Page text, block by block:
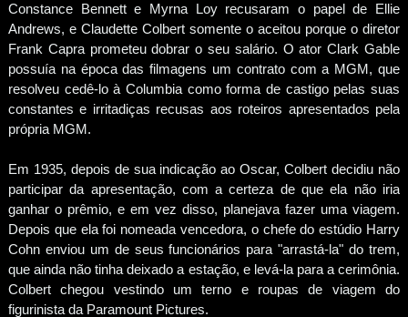
Constance Bennett e Myrna Loy recusaram o papel de Ellie
Andrews, e Claudette Colbert somente o aceitou porque o diretor
Frank Capra prometeu dobrar o seu salário. O ator Clark Gable
possuía na época das filmagens um contrato com a MGM, que
resolveu cedê-lo à Columbia como forma de castigo pelas suas
constantes e irritadiças recusas aos roteiros apresentados pela
própria MGM.
Em 1935, depois de sua indicação ao Oscar, Colbert decidiu não
participar da apresentação, com a certeza de que ela não iria
ganhar o prêmio, e em vez disso, planejava fazer uma viagem.
Depois que ela foi nomeada vencedora, o chefe do estúdio Harry
Cohn enviou um de seus funcionários para "arrastá-la" do trem,
que ainda não tinha deixado a estação, e levá-la para a cerimônia.
Colbert chegou vestindo um terno e roupas de viagem do
figurinista da Paramount Pictures.